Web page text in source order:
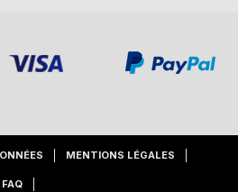
MENTIONS LÉGALES
FAQ